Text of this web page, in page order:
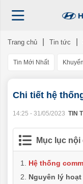
Trang chủ Tin tức
Tin Mới Nhất
Chi tiết hệ
14:25 - 31/05/2023 TIN
Mục lục nội
Hệ thống
Nguyên lý